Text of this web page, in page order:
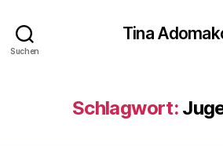
Suchen
Tina
Schlagwort: